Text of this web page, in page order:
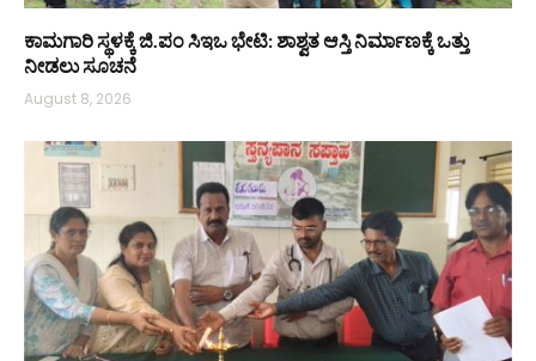
ಕಾಮಗಾರಿ ಸ್ಥಳಕ್ಕೆ ಜಿ.ಪಂ ಸಿಇಒ ಭೇಟಿ: ಶಾಶ್ವತ ಆಸ್ತಿ ನಿರ್ಮಾಣಕ್ಕೆ ಒತ್ತು
ನೀಡಲು ಸೂಚನೆ
August 8, 2026